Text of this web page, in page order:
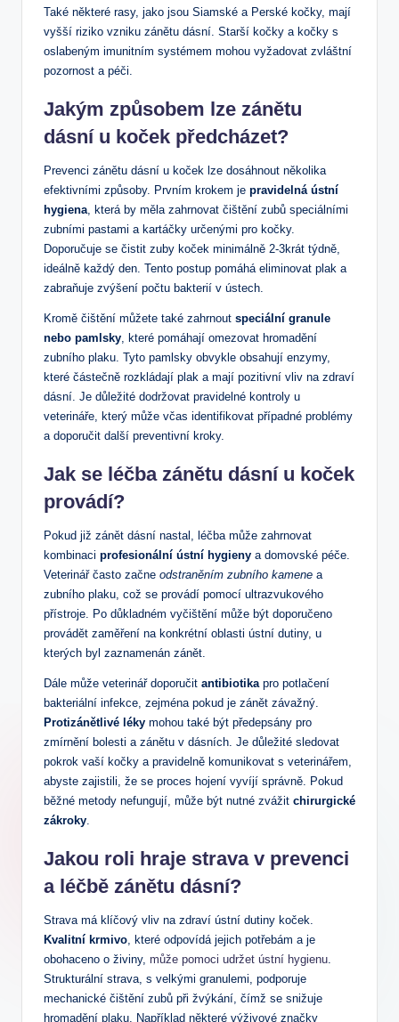
Také některé rasy, jako jsou Siamské a Perské kočky, mají
vyšší riziko vzniku zánětu dásní. Starší kočky a kočky s
oslabeným imunitním systémem mohou vyžadovat zvláštní
pozornost a péči.
Jakým způsobem lze zánětu
dásní u koček předcházet?
Prevenci zánětu dásní u koček lze dosáhnout několika
efektivními způsoby. Prvním krokem je pravidelná ústní
hygiena , která by měla zahrnovat čištění zubů speciálními
zubními pastami a kartáčky určenými pro kočky.
Doporučuje se čistit zuby koček minimálně 2-3krát týdně,
ideálně každý den. Tento postup pomáhá eliminovat plak a
zabraňuje zvýšení počtu bakterií v ústech.
Kromě čištění můžete také zahrnout speciální granule
nebo pamlsky , které pomáhají omezovat hromadění
zubního plaku. Tyto pamlsky obvykle obsahují enzymy,
které částečně rozkládají plak a mají pozitivní vliv na zdraví
dásní. Je důležité dodržovat pravidelné kontroly u
veterináře, který může včas identifikovat případné problémy
a doporučit další preventivní kroky.
Jak se léčba zánětu dásní u koček
provádí?
Pokud již zánět dásní nastal, léčba může zahrnovat
kombinaci profesionální ústní hygieny a domovské péče.
Veterinář často začne odstraněním zubního kamene a
zubního plaku, což se provádí pomocí ultrazvukového
přístroje. Po důkladném vyčištění může být doporučeno
provádět zaměření na konkrétní oblasti ústní dutiny, u
kterých byl zaznamenán zánět.
Dále může veterinář doporučit antibiotika pro potlačení
bakteriální infekce, zejména pokud je zánět závažný.
Protizánětlivé léky mohou také být předepsány pro
zmírnění bolesti a zánětu v dásních. Je důležité sledovat
pokrok vaší kočky a pravidelně komunikovat s veterinářem,
abyste zajistili, že se proces hojení vyvíjí správně. Pokud
běžné metody nefungují, může být nutné zvážit chirurgické
zákroky
Jakou roli hraje strava v prevenci
a léčbě zánětu dásní?
Strava má klíčový vliv na zdraví ústní dutiny koček.
Kvalitní krmivo , které odpovídá jejich potřebám a je
obohaceno o živiny, může pomoci udržet ústní hygienu
Strukturální strava, s velkými granulemi, podporuje
mechanické čištění zubů při žvýkání, čímž se snižuje
hromadění plaku. Například některé výživové značky